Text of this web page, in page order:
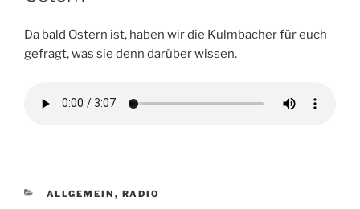
Da bald Ostern ist, haben wir die Kulmbacher für euch
gefragt, was sie denn darüber wissen.
KATEGORIEN
ALLGEMEIN , RADIO